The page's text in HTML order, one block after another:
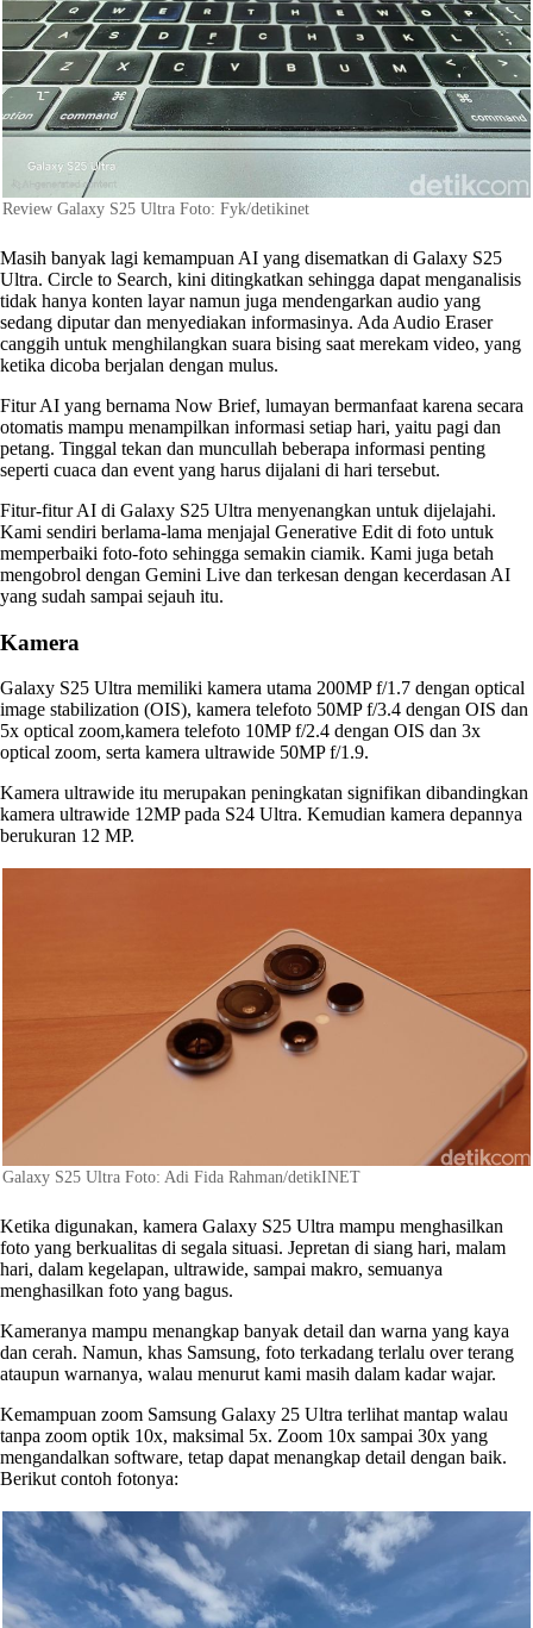
Review Galaxy S25 Ultra Foto: Fyk/detikinet
Masih banyak lagi kemampuan AI yang disematkan di Galaxy S25
Ultra. Circle to Search, kini ditingkatkan sehingga dapat menganalisis
tidak hanya konten layar namun juga mendengarkan audio yang
sedang diputar dan menyediakan informasinya. Ada Audio Eraser
canggih untuk menghilangkan suara bising saat merekam video, yang
ketika dicoba berjalan dengan mulus.
Fitur AI yang bernama Now Brief, lumayan bermanfaat karena secara
otomatis mampu menampilkan informasi setiap hari, yaitu pagi dan
petang. Tinggal tekan dan muncullah beberapa informasi penting
seperti cuaca dan event yang harus dijalani di hari tersebut.
Fitur-fitur AI di Galaxy S25 Ultra menyenangkan untuk dijelajahi.
Kami sendiri berlama-lama menjajal Generative Edit di foto untuk
memperbaiki foto-foto sehingga semakin ciamik. Kami juga betah
mengobrol dengan Gemini Live dan terkesan dengan kecerdasan AI
yang sudah sampai sejauh itu.
Kamera
Galaxy S25 Ultra memiliki kamera utama 200MP f/1.7 dengan optical
image stabilization (OIS), kamera telefoto 50MP f/3.4 dengan OIS dan
5x optical zoom,kamera telefoto 10MP f/2.4 dengan OIS dan 3x
optical zoom, serta kamera ultrawide 50MP f/1.9.
Kamera ultrawide itu merupakan peningkatan signifikan dibandingkan
kamera ultrawide 12MP pada S24 Ultra. Kemudian kamera depannya
berukuran 12 MP.
Galaxy S25 Ultra Foto: Adi Fida Rahman/detikINET
Ketika digunakan, kamera Galaxy S25 Ultra mampu menghasilkan
foto yang berkualitas di segala situasi. Jepretan di siang hari, malam
hari, dalam kegelapan, ultrawide, sampai makro, semuanya
menghasilkan foto yang bagus.
Kameranya mampu menangkap banyak detail dan warna yang kaya
dan cerah. Namun, khas Samsung, foto terkadang terlalu over terang
ataupun warnanya, walau menurut kami masih dalam kadar wajar.
Kemampuan zoom Samsung Galaxy 25 Ultra terlihat mantap walau
tanpa zoom optik 10x, maksimal 5x. Zoom 10x sampai 30x yang
mengandalkan software, tetap dapat menangkap detail dengan baik.
Berikut contoh fotonya: